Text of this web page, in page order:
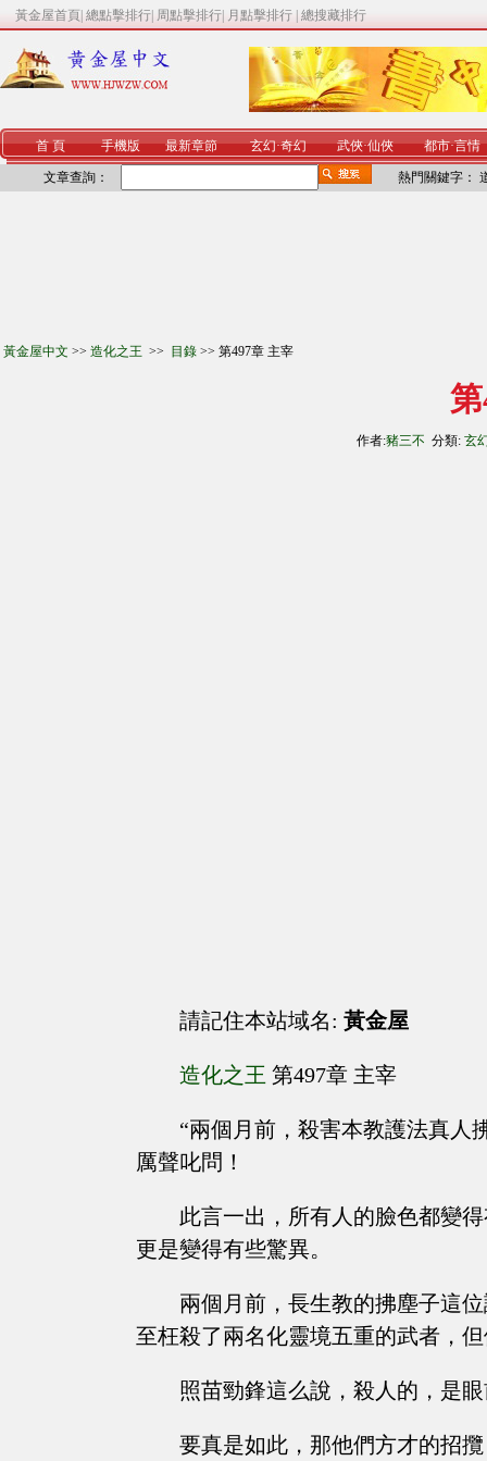
黃金屋首頁 總點擊排行 周點擊排行 月點擊排行 總搜藏排行
首 頁 手機版 最新章節 玄幻·奇幻 武俠·仙俠 都市·言情
文章查詢： 熱門關鍵字：
黃金屋中文 >> 造化之王 >> 目錄 >> 第497章 主宰
作者:豬三不 分類: 玄
請記住本站域名: 黃金屋
造化之王 第497章 主宰
“兩個月前，殺害本教護法真人
厲聲叱問！
此言一出，所有人的臉色都變
更是變得有些驚異。
兩個月前，長生教的拂塵子這
至枉殺了兩名化靈境五重的武者，
照苗勁鋒這么說，殺人的，是
要真是如此，那他們方才的招